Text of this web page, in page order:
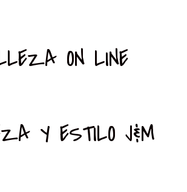
ON LINE
Y ESTILO J&M